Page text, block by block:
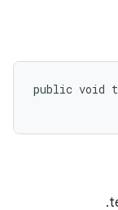
public void